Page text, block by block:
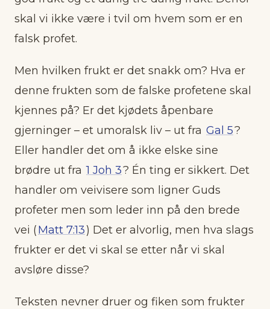
skal vi ikke være i tvil om hvem som er en
falsk profet.
Men hvilken frukt er det snakk om? Hva er
denne frukten som de falske profetene skal
kjennes på? Er det kjødets åpenbare
gjerninger – et umoralsk liv – ut fra Gal 5?
Eller handler det om å ikke elske sine
brødre ut fra 1 Joh 3? Én ting er sikkert. Det
handler om veivisere som ligner Guds
profeter men som leder inn på den brede
vei (Matt 7:13) Det er alvorlig, men hva slags
frukter er det vi skal se etter når vi skal
avsløre disse?
Teksten nevner druer og fiken som frukter